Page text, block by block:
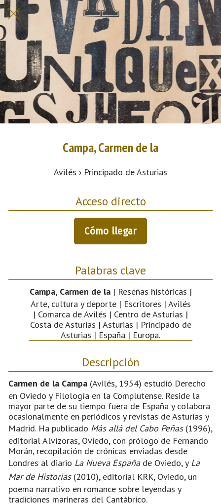
Campa, Carmen de la
Avilés › Principado de Asturias
Acceso directo
Cómo llegar
Palabras clave
Campa, Carmen de la| Reseñas históricas |
Arte, cultura y deporte | Escritores | Avilés
| Comarca de Avilés | Centro de Asturias |
Costa de Asturias | Asturias | Principado de
Asturias | España | Europa.
Descripción
Carmen de la Campa (Avilés, 1954) estudió Derecho
en Oviedo y Filología en la Complutense. Reside la
mayor parte de su tiempo fuera de España y colabora
ocasionalmente en periódicos y revistas de Asturias y
Madrid. Ha publicado Más allá del Cabo Peñas (1996),
editorial Alvízoras, Oviedo, con prólogo de Fernando
Morán, recopilación de crónicas enviadas desde
Londres al diario La Nueva Españade Oviedo, y La
Mar de Historias(2010), editorial KRK, Oviedo, un
poema narrativo en romance sobre leyendas y
tradiciones marineras del Cantábrico.